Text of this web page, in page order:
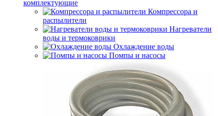
комплектующие
Компрессора и
распылители
Нагреватели
воды и термоковрики
Охлаждение воды
Помпы и насосы